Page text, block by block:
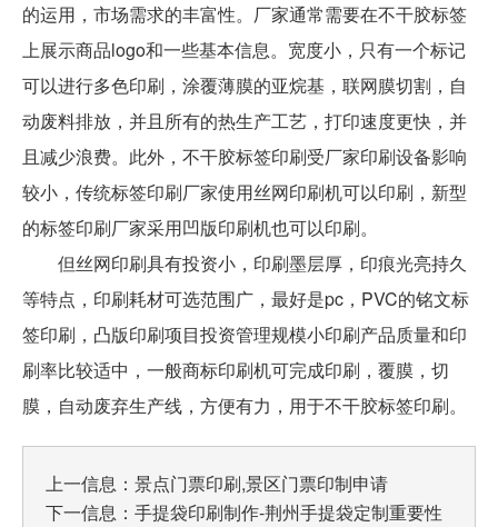
的运用，市场需求的丰富性。厂家通常需要在不干胶标签
上展示商品logo和一些基本信息。宽度小，只有一个标记
可以进行多色印刷，涂覆薄膜的亚烷基，联网膜切割，自
动废料排放，并且所有的热生产工艺，打印速度更快，并
且减少浪费。此外，不干胶标签印刷受厂家印刷设备影响
较小，传统标签印刷厂家使用丝网印刷机可以印刷，新型
的标签印刷厂家采用凹版印刷机也可以印刷。
但丝网印刷具有投资小，印刷墨层厚，印痕光亮持久
等特点，印刷耗材可选范围广，最好是pc，PVC的铭文标
签印刷，凸版印刷项目投资管理规模小印刷产品质量和印
刷率比较适中，一般商标印刷机可完成印刷，覆膜，切
膜，自动废弃生产线，方便有力，用于不干胶标签印刷。
上一信息： 景点门票印刷,景区门票印制申请
下一信息： 手提袋印刷制作-荆州手提袋定制重要性